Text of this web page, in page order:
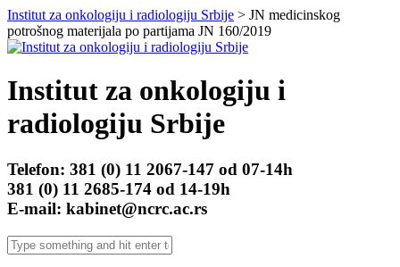
Institut za onkologiju i radiologiju Srbije > JN medicinskog
potrošnog materijala po partijama JN 160/2019
Institut za onkologiju i
radiologiju Srbije
Telefon: 381 (0) 11 2067-147 od 07-14h
381 (0) 11 2685-174 od 14-19h
E-mail: kabinet@ncrc.ac.rs